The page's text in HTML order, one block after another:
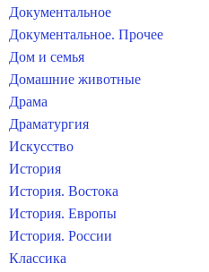
Документальное
Документальное. Прочее
Дом и семья
Домашние животные
Драма
Драматургия
Искусство
История
История. Востока
История. Европы
История. России
Классика